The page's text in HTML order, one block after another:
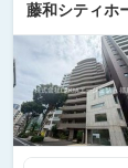
藤和シティホ